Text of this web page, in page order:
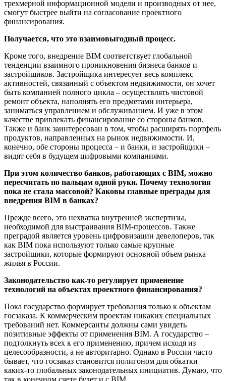
трехмерной информационной модели и производных от нее,
смогут быстрее выйти на согласование проектного
финансирования.
Получается, что это взаимовыгодный процесс.
Кроме того, внедрение BIM соответствует глобальной
тенденции взаимного проникновения бизнеса банков и
застройщиков. Застройщика интересует весь комплекс
активностей, связанный с объектом недвижимости, он хочет
быть компанией полного цикла – осуществлять чистовой
ремонт объекта, наполнять его предметами интерьера,
заниматься управлением и обслуживанием. И уже в этом
качестве привлекать финансирование со стороны банков.
Также и банк заинтересован в том, чтобы расширять портфель
продуктов, направленных на рынок недвижимости. И,
конечно, обе стороны процесса – и банки, и застройщики –
видят себя в будущем цифровыми компаниями.
При этом количество банков, работающих с BIM, можно
пересчитать по пальцам одной руки. Почему технология
пока не стала массовой? Каковы главные преграды для
внедрения BIM в банках?
Прежде всего, это нехватка внутренней экспертизы,
необходимой для выстраивания BIM-процессов. Также
преградой является уровень цифровизации девелоперов, так
как BIM пока используют только самые крупные
застройщики, которые формируют основной объем рынка
жилья в России.
Законодательство как-то регулирует применение
технологий на объектах проектного финансирования?
Пока государство формирует требования только к объектам
госзаказа. К коммерческим проектам никаких специальных
требований нет. Коммерсанты должны сами увидеть
позитивные эффекты от применения BIM. А государство –
подтолкнуть всех к его применению, причем исходя из
целесообразности, а не авторитарно. Однако в России часто
бывает, что госзаказ становится полигоном для обкатки
каких-то глобальных законодательных инициатив. Думаю, что